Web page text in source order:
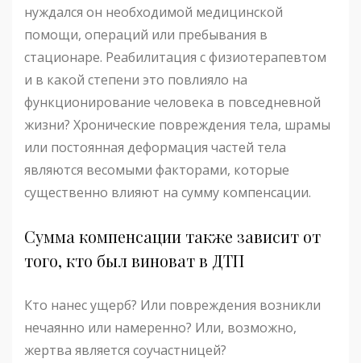
нуждался он необходимой медицинской
помощи, операций или пребывания в
стационаре. Реабилитация с физиотерапевтом
и в какой степени это повлияло на
функционирование человека в повседневной
жизни? Хронические повреждения тела, шрамы
или постоянная деформация частей тела
являются весомыми факторами, которые
существенно влияют на сумму компенсации.
Сумма компенсации также зависит от
того, кто был виноват в ДТП
Кто нанес ущерб? Или повреждения возникли
нечаянно или намеренно? Или, возможно,
жертва является соучастницей?